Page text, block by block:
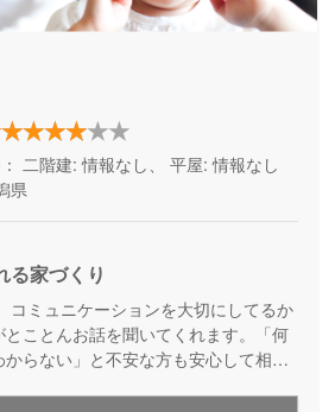
二階建: 情報なし、 平屋: 情報なし
県
る家づくり
コミュニケーションを大切にしてるか
ことんお話を聞いてくれます。「何
らない」と不安な方も安心して相談